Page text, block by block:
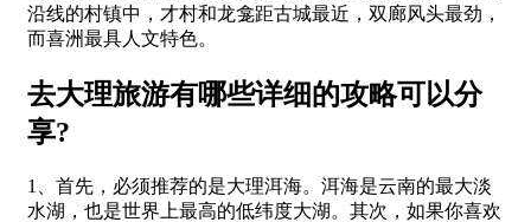
沿线的村镇中，才村和龙龛距古城最近，双廊风头最劲，
而喜洲最具人文特色。
去大理旅游有哪些详细的攻略可以分
享?
1、首先，必须推荐的是大理洱海。洱海是云南的最大淡
水湖，也是世界上最高的低纬度大湖。其次，如果你喜欢